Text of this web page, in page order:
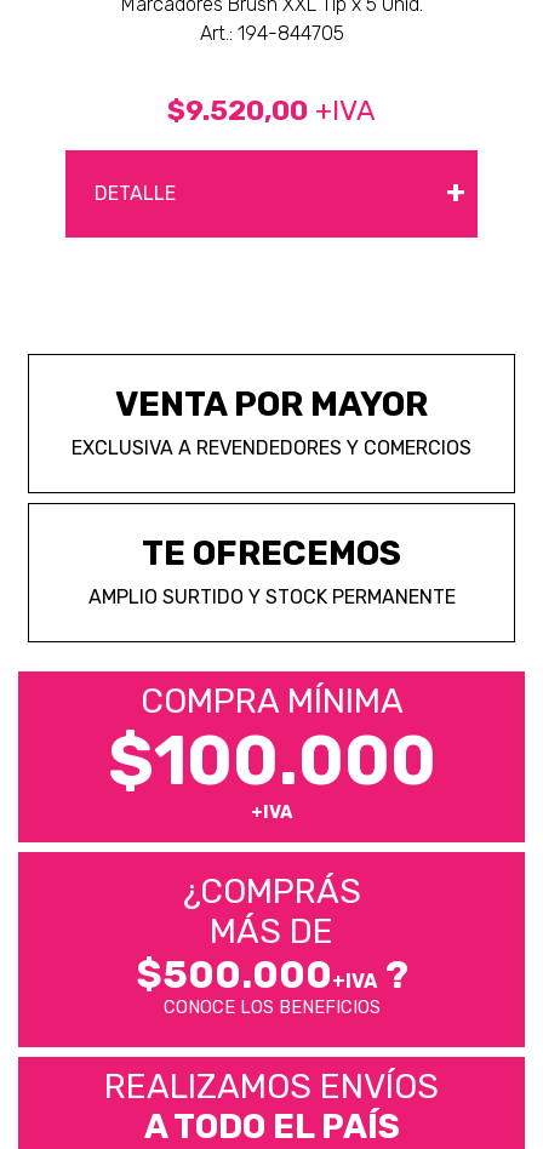
Art.: 194-844705
$9.520,00 +IVA
DETALLE +
VENTA POR MAYOR
EXCLUSIVA A REVENDEDORES Y COMERCIOS
TE OFRECEMOS
AMPLIO SURTIDO Y STOCK PERMANENTE
COMPRA MÍNIMA
$100.000
+IVA
¿COMPRÁS
MÁS DE
$500.000+IVA?
CONOCE LOS BENEFICIOS
REALIZAMOS ENVÍOS
A TODO EL PAÍS